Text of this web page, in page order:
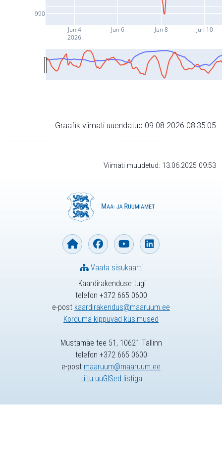
Jun 4
2026
Jun 6 Jun 8 Jun 10
990
Graafik viimati uuendatud 09.08.2026 08:35:05
Viimati muudetud: 13.06.2025 09:53
Kaardirakenduse tugi
telefon +372 665 0600
e-post kaardirakendus@maaruum.ee
Korduma kippuvad küsimused
Vaata sisukaarti
Mustamäe tee 51, 10621 Tallinn
telefon +372 665 0600
e-post maaruum@maaruum.ee
Liitu uuGISed listiga